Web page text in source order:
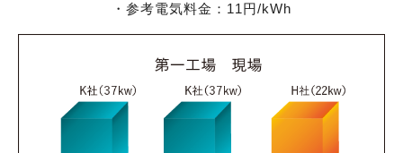
・参考電気料金：11円/kWh